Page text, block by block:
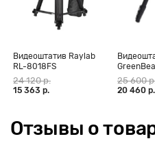
Видеоштатив Raylab
RL-8018FS
алюминиевый
24 120 р.
15 363 р.
Combo 4
25 600
20 460 р.
Отзывы о